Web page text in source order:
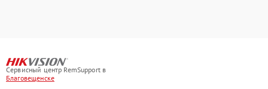
Сервисный центр RemSupport в
Благовещенске